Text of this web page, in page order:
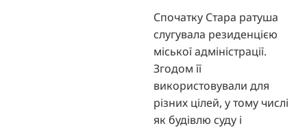
Спочатку Стара ратуша
слугувала резиденцією
міської адміністрації.
Згодом її
використовували для
різних цілей, у тому числі
як будівлю суду і